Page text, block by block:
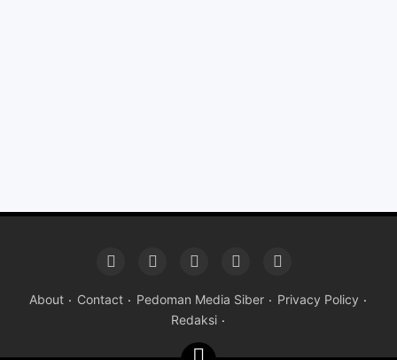
About Contact Pedoman Media Siber
Privacy Policy
Redaksi